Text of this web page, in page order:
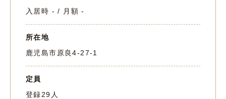
入居時 - / 月額 -
所在地
鹿児島市原良4-27-1
定員
登録29人